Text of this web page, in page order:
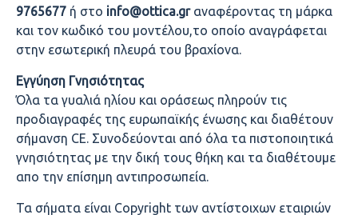
9765677 ή στο info@ottica.gr αναφέροντας τη μάρκα
και τον κωδικό του μοντέλου,το οποίο αναγράφεται
στην εσωτερική πλευρά του βραχίονα.
Εγγύηση Γνησιότητας
Όλα τα γυαλιά ηλίου και οράσεως πληρούν τις
προδιαγραφές της ευρωπαϊκής ένωσης και διαθέτουν
σήμανση CE. Συνοδεύονται από όλα τα πιστοποιητικά
γνησιότητας με την δική τους θήκη και τα διαθέτουμε
απο την επίσημη αντιπροσωπεία.
Τα σήματα είναι Copyright των αντίστοιχων εταιριών